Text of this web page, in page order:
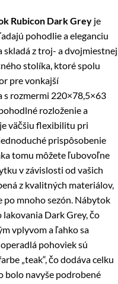
Rubicon Dark Grey je
pohodlie a eleganciu
skladá z troj- a dvojmiestnej
stolíka, ktoré spolu
pre vonkajší
s rozmermi 220×78,5×63
rozloženie a
väčšiu flexibilitu pri
prispôsobenie
tomu môžete ľubovoľne
v závislosti od vašich
z kvalitných materiálov,
mnoho sezón. Nábytok
Dark Grey, čo
vplyvom a ľahko sa
pohoviek sú
„teak“, čo dodáva celku
bolo navyše podrobené